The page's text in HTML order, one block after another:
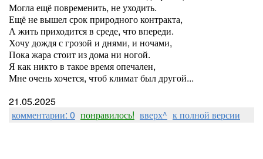
Могла ещё повременить, не уходить.
Ещё не вышел срок природного контракта,
А жить приходится в среде, что впереди.
Хочу дождя с грозой и днями, и ночами,
Пока жара стоит из дома ни ногой.
Я как никто в такое время опечален,
Мне очень хочется, чтоб климат был другой...
21.05.2025
комментарии: 0 понравилось! вверх^ к полной версии